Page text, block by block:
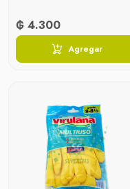
₲ 4.300
Agregar